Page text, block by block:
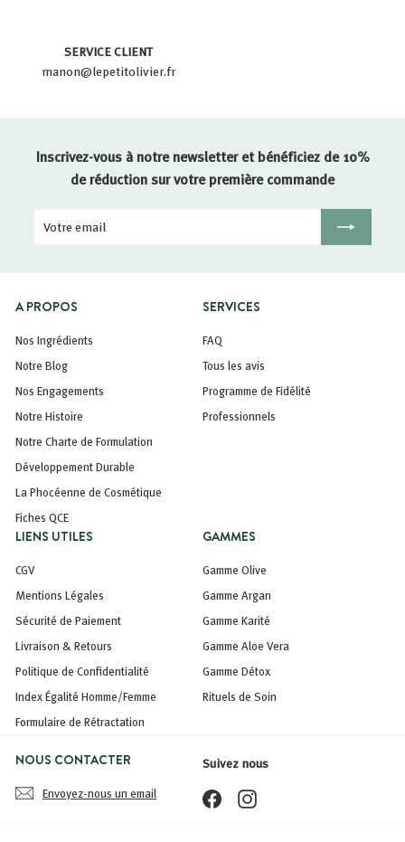
SERVICE CLIENT
manon@lepetitolivier.fr
Inscrivez-vous à notre newsletter et bénéficiez de 10%
de réduction sur votre première commande
Votre
Inscription
A PROPOS
Nos Ingrédients
Notre Blog
Nos Engagements
Notre Histoire
Notre Charte de Formulation
Développement Durable
La Phocéenne de Cosmétique
Fiches QCE
SERVICES
FAQ
Tous les avis
Programme de Fidélité
Professionnels
LIENS UTILES
CGV
Mentions Légales
Sécurité de Paiement
Livraison & Retours
Politique de Confidentialité
Index Égalité Homme/Femme
Formulaire de Rétractation
GAMMES
Gamme Olive
Gamme Argan
Gamme Karité
Gamme Aloe Vera
Gamme Détox
Rituels de Soin
NOUS CONTACTER
Envoyez-nous un email
Suivez nous
FacebookInstagram